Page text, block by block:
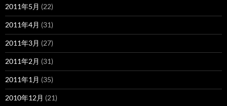
2011年5月 (22)
2011年4月 (31)
2011年3月 (27)
2011年2月 (31)
2011年1月 (35)
2010年12月 (21)